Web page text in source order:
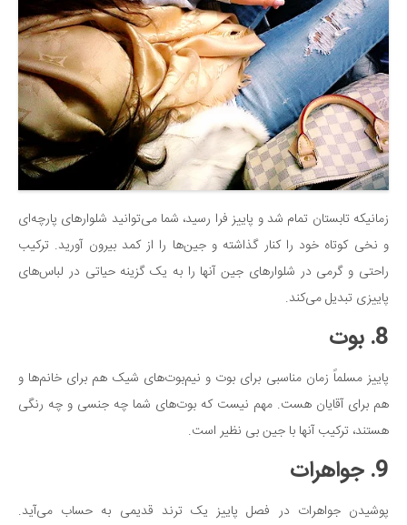
زمانیکه تابستان تمام شد و پاییز فرا رسید، شما می‌توانید شلوارهای پارچه‌ای
و نخی کوتاه خود را کنار گذاشته و جین‌ها را از کمد بیرون آورید. ترکیب
راحتی و گرمی در شلوارهای جین آنها را به یک گزینه حیاتی در لباس‌های
پاییزی تبدیل می‌کند.
8. بوت
پاییز مسلماً زمان مناسبی برای بوت و نیم‌بوت‌های شیک هم برای خانم‌ها و
هم برای آقایان هست. مهم نیست که بوت‌های شما چه جنسی و چه رنگی
هستند، ترکیب آنها با جین بی نظیر است.
9. جواهرات
پوشیدن جواهرات در فصل پاییز یک ترند قدیمی به حساب می‌آید.